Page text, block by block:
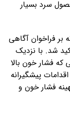
سرد بسیار
بر فراخوان آگاهی
شد. با نزدیک
که فشار خون بالا
پیشگیرانه
فشار خون و